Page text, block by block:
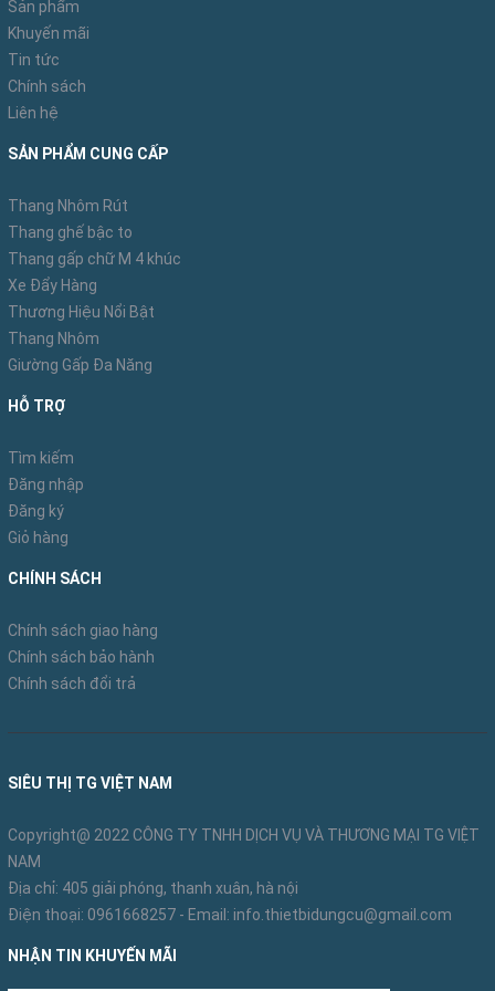
Sản phẩm
Khuyến mãi
Tin tức
Chính sách
Liên hệ
SẢN PHẨM CUNG CẤP
Thang Nhôm Rút
Thang ghế bậc to
Thang gấp chữ M 4 khúc
Xe Đẩy Hàng
Thương Hiệu Nổi Bật
Thang Nhôm
Giường Gấp Đa Năng
HỖ TRỢ
Tìm kiếm
Đăng nhập
Đăng ký
Giỏ hàng
CHÍNH SÁCH
Chính sách giao hàng
Chính sách bảo hành
Chính sách đổi trả
SIÊU THỊ TG VIỆT NAM
Copyright@ 2022 CÔNG TY TNHH DỊCH VỤ VÀ THƯƠNG MẠI TG VIỆT
NAM
Địa chỉ: 405 giải phóng, thanh xuân, hà nội
Điện thoại: 0961668257 - Email: info.thietbidungcu@gmail.com
NHẬN TIN KHUYẾN MÃI